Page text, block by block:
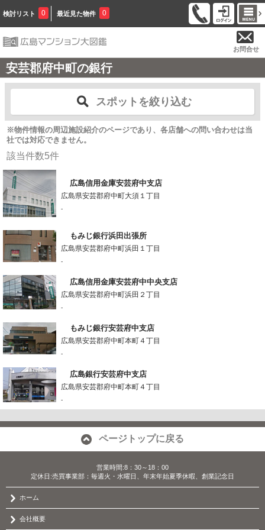
検討リスト 0 最近見た物件 0
お問合せ
安芸郡府中町の銀行
スポットを絞り込む
※物件情報の周辺施設紹介のページであり、各店舗への問い合わせは当
社では対応できません。
該当件数5件
広島信用金庫安芸府中支店
広島県安芸郡府中町大須１丁目
-
もみじ銀行浜田出張所
広島県安芸郡府中町浜田１丁目
-
広島信用金庫安芸府中中央支店
広島県安芸郡府中町浜田２丁目
-
もみじ銀行安芸府中支店
広島県安芸郡府中町本町４丁目
-
広島銀行安芸府中支店
広島県安芸郡府中町本町４丁目
-
ページトップに戻る
営業時間:8：30～18：00
定休日:売買事業部：毎週火・水曜日、年末年始夏季休暇、創業記念日
ホーム
会社概要